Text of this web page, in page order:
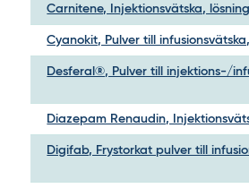
Carnitene, Injektionsvätska,
Cyanokit, Pulver till
Desferal®, Pulver till injektions-/
Diazepam Renaudin,
Digifab, Frystorkat pulver till